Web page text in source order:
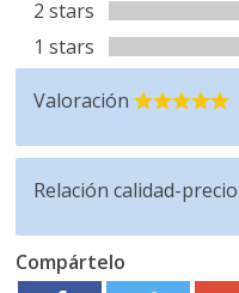
2 stars
1 stars
Valoración
Relación calidad-precio
Compártelo